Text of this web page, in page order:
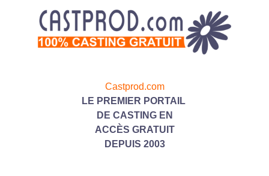
Castprod.com
LE PREMIER PORTAIL
DE CASTING EN
ACC ÈS GRATUIT
DEPUIS 2003